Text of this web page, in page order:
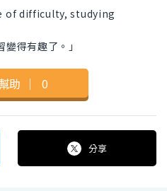
of difficulty, studying
得有趣了。」
助 ｜ 0
分享